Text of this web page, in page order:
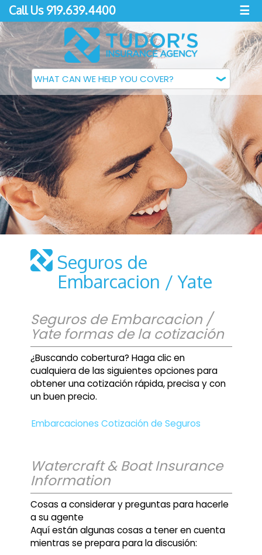
Call Us 919.639.4400 ☰
Seguros de
Embarcacion / Yate
Seguros de Embarcacion /
Yate formas de la cotización
¿Buscando cobertura? Haga clic en
cualquiera de las siguientes opciones para
obtener una cotización rápida, precisa y con
un buen precio.
Embarcaciones Cotización de Seguros
Watercraft & Boat Insurance
Information
Cosas a considerar y preguntas para hacerle
a su agente
Aquí están algunas cosas a tener en cuenta
mientras se prepara para la discusión: